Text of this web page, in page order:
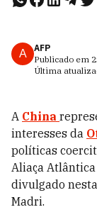
A
AFP
Publicado em
Última
A China
interesses da
políticas
Aliaça
divulgado
Madri.